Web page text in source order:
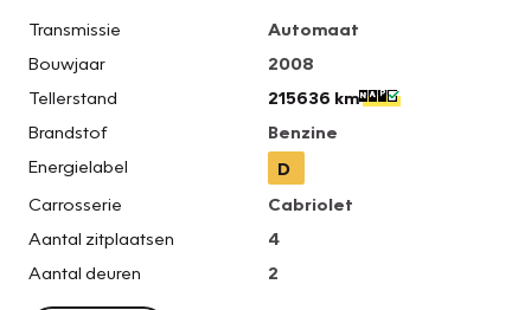
Transmissie
Automaat
Bouwjaar
2008
Tellerstand
215636 km
Brandstof
Benzine
Energielabel
D
Carrosserie
Cabriolet
Aantal zitplaatsen
4
Aantal deuren
2